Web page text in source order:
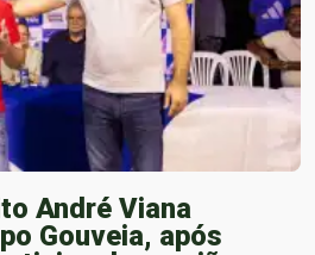
André Viana
Gouveia, após